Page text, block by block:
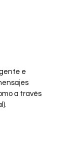
e
a través